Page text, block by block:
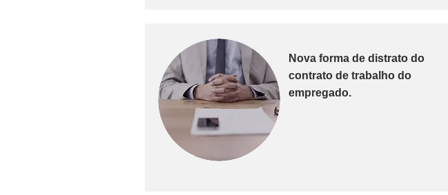
Nova forma de distrato do
contrato de trabalho do
empregado.